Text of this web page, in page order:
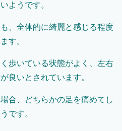
ようです。
、全体的に綺麗と感じる程度
す。
歩いている状態がよく、左右
良いとされています。
合、どちらかの足を痛めてし
です。